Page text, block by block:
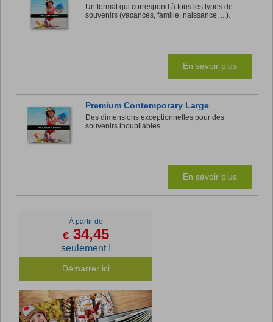
Un format qui correspond à tous les types de
souvenirs (vacances, famille, naissance, ...).
En savoir plus
Premium Contemporary Large
Des dimensions exceptionnelles pour des
souvenirs inoubliables.
En savoir plus
À partir de
€34,45
seulement !
Démarrer ici